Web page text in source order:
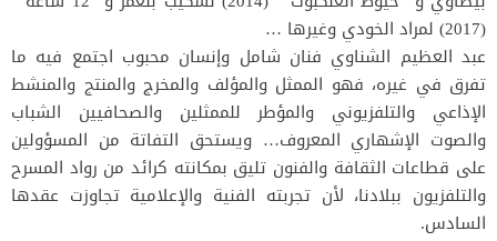
(2017) لمراد الخودي وغيرها …
عبد العظيم الشناوي فنان شامل وإنسان محبوب اجتمع فيه ما
تفرق في غيره، فهو الممثل والمؤلف والمخرج والمنتج والمنشط
الإذاعي والتلفزيوني والمؤطر للممثلين والصحافيين الشباب
والصوت الإشهاري المعروف… ويستحق التفاتة من المسؤولين
على قطاعات الثقافة والفنون تليق بمكانته كرائد من رواد المسرح
والتلفزيون ببلادنا، لأن تجربته الفنية والإعلامية تجاوزت عقدها
السادس.